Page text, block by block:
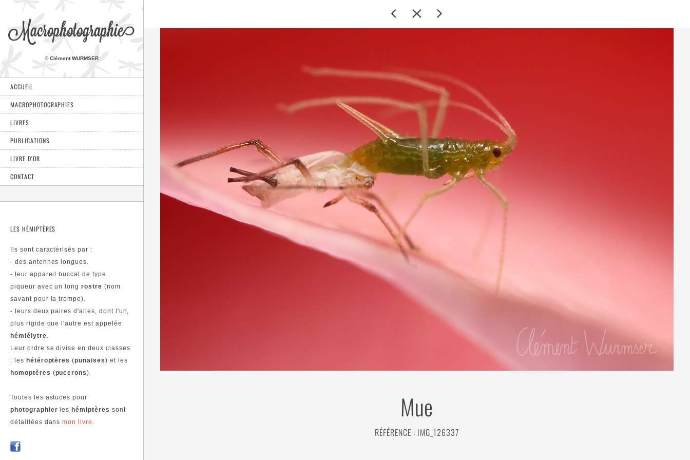
Macrophotographie
© Clément WURMSER
ACCUEIL
MACROPHOTOGRAPHIES
LIVRES
PUBLICATIONS
LIVRE D'OR
CONTACT
LES HÉMIPTÈRES
Ils sont caractérisés par :
- des antennes longues.
- leur appareil buccal de type
piqueur avec un longrostre (nom
savant pour la trompe).
- leurs deux paires d'ailes, dont l'un,
plus rigide que l'autre est appelée
hémiélytre
Leur ordre se divise en deux classes
: les hétéroptères (punaises) et les
homoptères (pucerons).
Toutes les astuces pour
photographier leshémiptères sont
détaillées dansmon livre Mue
RÉFÉRENCE : IMG_126337